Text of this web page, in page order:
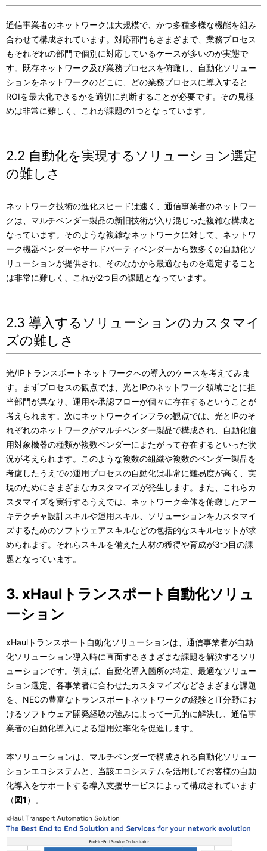
通信事業者のネットワークは大規模で、かつ多種多様な機能を組み
合わせて構成されています。対応部門もさまざまで、業務プロセス
もそれぞれの部門で個別に対応しているケースが多いのが実態で
す。既存ネットワーク及び業務プロセスを俯瞰し、自動化ソリュー
ションをネットワークのどこに、どの業務プロセスに導入すると
ROIを最大化できるかを適切に判断することが必要です。その見極
めは非常に難しく、これが課題の1つとなっています。
2.2 自動化を実現するソリューション選定
の難しさ
ネットワーク技術の進化スピードは速く、通信事業者のネットワー
クは、マルチベンダー製品の新旧技術が入り混じった複雑な構成と
なっています。そのような複雑なネットワークに対して、ネットワ
ーク機器ベンダーやサードパーティベンダーから数多くの自動化ソ
リューションが提供され、そのなかから最適なものを選定すること
は非常に難しく、これが2つ目の課題となっています。
2.3 導入するソリューションのカスタマイ
ズの難しさ
光/IPトランスポートネットワークへの導入のケースを考えてみま
す。まずプロセスの観点では、光とIPのネットワーク領域ごとに担
当部門が異なり、運用や承認フローが個々に存在するということが
考えられます。次にネットワークインフラの観点では、光とIPのそ
れぞれのネットワークがマルチベンダー製品で構成され、自動化適
用対象機器の種類が複数ベンダーにまたがって存在するといった状
況が考えられます。このような複数の組織や複数のベンダー製品を
考慮したうえでの運用プロセスの自動化は非常に難易度が高く、実
現のためにさまざまなカスタマイズが発生します。また、これらカ
スタマイズを実行するうえでは、ネットワーク全体を俯瞰したアー
キテクチャ設計スキルや運用スキル、ソリューションをカスタマイ
ズするためのソフトウェアスキルなどの包括的なスキルセットが求
められます。それらスキルを備えた人材の獲得や育成が3つ目の課
題となっています。
3. xHaulトランスポート自動化ソリュ
ーション
xHaulトランスポート自動化ソリューションは、通信事業者が自動
化ソリューション導入時に直面するさまざまな課題を解決するソリ
ューションです。例えば、自動化導入箇所の特定、最適なソリュー
ション選定、各事業者に合わせたカスタマイズなどさまざまな課題
を、NECの豊富なトランスポートネットワークの経験とIT分野にお
けるソフトウェア開発経験の強みによって一元的に解決し、通信事
業者の自動化導入による運用効率化を促進します。
本ソリューションは、マルチベンダーで構成される自動化ソリュー
ションエコシステムと、当該エコシステムを活用してお客様の自動
化導入をサポートする導入支援サービスによって構成されています
（図1）。